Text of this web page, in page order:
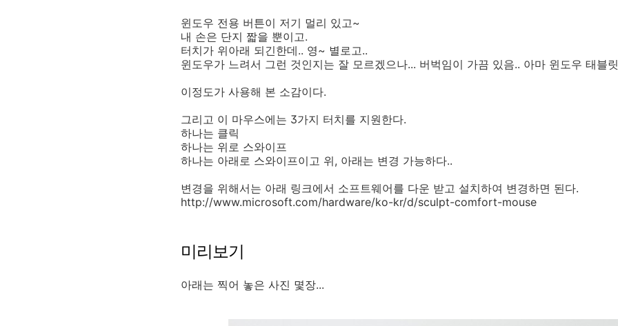
윈도우 전용 버튼이 저기 멀리 있고~
내 손은 단지 짧을 뿐이고.
터치가 위아래 되긴한데.. 영~ 별로고..
윈도우가 느려서 그런 것인지는 잘 모르겠으나... 버벅임이 가끔 있음.. 아마 윈도우 태블
이정도가 사용해 본 소감이다.
그리고 이 마우스에는 3가지 터치를 지원한다.
하나는 클릭
하나는 위로 스와이프
하나는 아래로 스와이프이고 위, 아래는 변경 가능하다..
변경을 위해서는 아래 링크에서 소프트웨어를 다운 받고 설치하여 변경하면 된다.
http://www.microsoft.com/hardware/ko-kr/d/sculpt-comfort-mouse
미리보기
아래는 찍어 놓은 사진 몇장...